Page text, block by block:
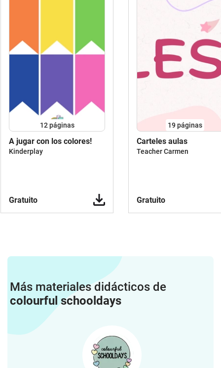
12páginas
A jugar con los colores!
Kinderplay
Gratuito
19páginas
Carteles aulas
Teacher Carmen
Gratuito
Más materiales didácticos de
colourful schooldays